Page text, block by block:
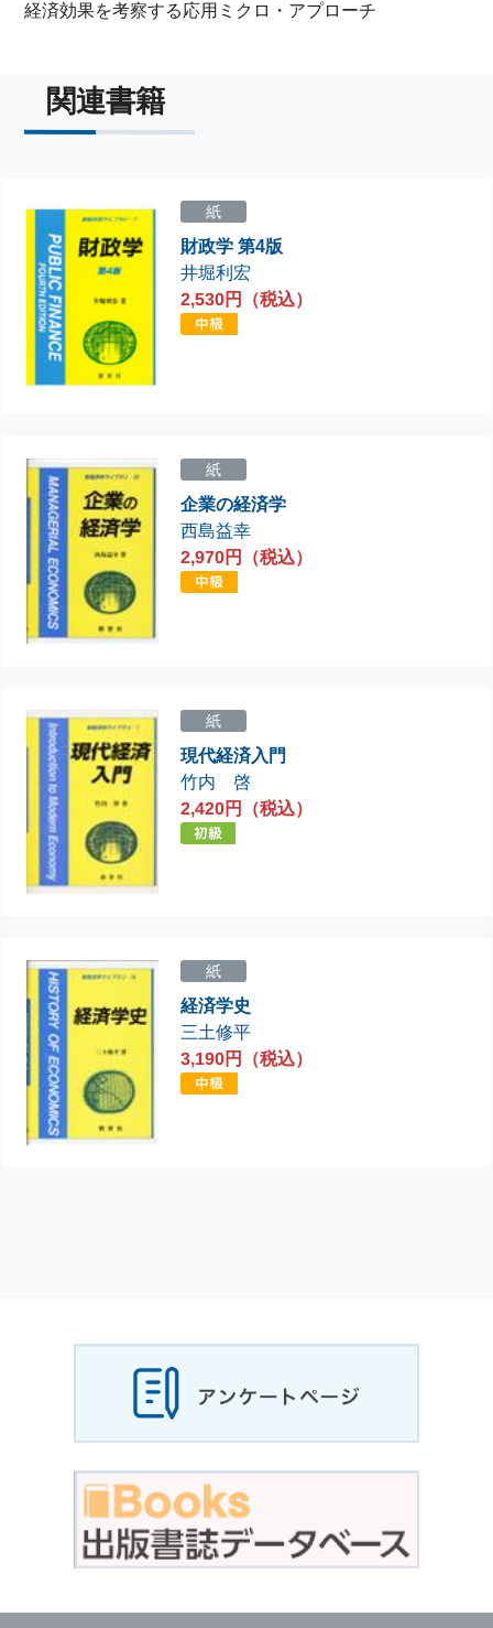
経済効果を考察する応用ミクロ・アプローチ
関連書籍
紙
財政学 第4版
井堀利宏
2,530円（税込）
紙
企業の経済学
西島益幸
2,970円（税込）
紙
現代経済入門
竹内 啓
2,420円（税込）
紙
経済学史
三土修平
3,190円（税込）